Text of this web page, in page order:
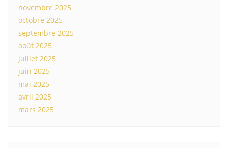
novembre 2025
octobre 2025
septembre 2025
août 2025
juillet 2025
juin 2025
mai 2025
avril 2025
mars 2025